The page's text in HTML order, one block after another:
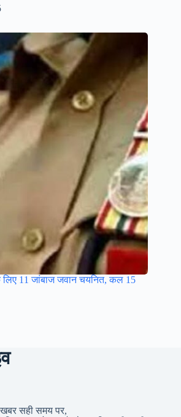
11 जांबाज जवान चयनित, कल 15
सही समय पर,